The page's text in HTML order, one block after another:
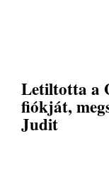
Letiltotta a
fiókját,
Judit